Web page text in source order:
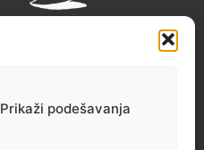
Prikaži podešavanja